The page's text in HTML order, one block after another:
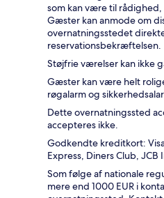
som kan være til
Gæster kan anmode om
overnatningsstedet
reservationsbekræftelsen.
Støjfrie værelser kan ikke
Gæster kan være helt
røgalarm og
Dette overnatningssted
accepteres ikke.
Godkendte kreditkort:
Express, Diners Club, JCB
Som følge af nationale
mere end 1000 EUR i